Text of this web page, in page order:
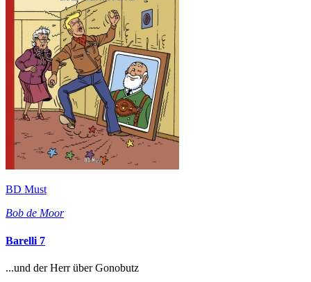
BD Must
Bob de Moor
Barelli 7
...und der Herr über Gonobutz